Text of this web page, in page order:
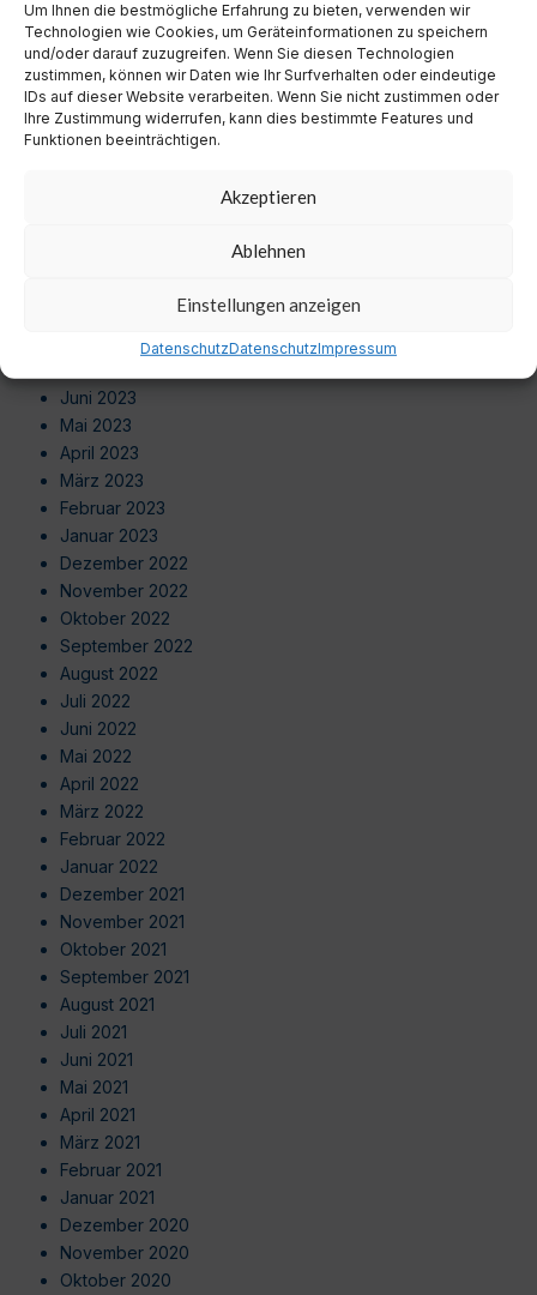
Um Ihnen die bestmögliche Erfahrung zu bieten, verwenden wir
Technologien wie Cookies, um Geräteinformationen zu speichern
und/oder darauf zuzugreifen. Wenn Sie diesen Technologien
zustimmen, können wir Daten wie Ihr Surfverhalten oder eindeutige
IDs auf dieser Website verarbeiten. Wenn Sie nicht zustimmen oder
Ihre Zustimmung widerrufen, kann dies bestimmte Features und
Funktionen beeinträchtigen.
Akzeptieren
Ablehnen
Einstellungen anzeigen
DatenschutzDatenschutzImpressum
August 2024
Juli 2024
Juni 2024
Mai 2024
April 2024
März 2024
September 2023
August 2023
Juni 2023
Mai 2023
April 2023
März 2023
Februar 2023
Januar 2023
Dezember 2022
November 2022
Oktober 2022
September 2022
August 2022
Juli 2022
Juni 2022
Mai 2022
April 2022
März 2022
Februar 2022
Januar 2022
Dezember 2021
November 2021
Oktober 2021
September 2021
August 2021
Juli 2021
Juni 2021
Mai 2021
April 2021
März 2021
Februar 2021
Januar 2021
Dezember 2020
November 2020
Oktober 2020